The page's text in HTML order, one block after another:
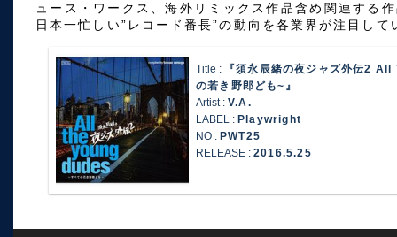
ュース・ワークス、海外リミックス作品含め関連する
日本一忙しい”レコード番長”の動向を各業界が注目して
Title :
『須永辰緒の夜ジャズ外伝2
の若き野郎ども~』
Artist : V.A.
LABEL : Playwright
NO : PWT25
RELEASE : 2016.5.25